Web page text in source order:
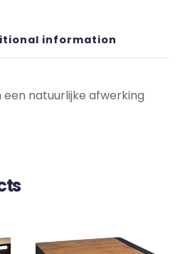
information
een natuurlijke afwerking